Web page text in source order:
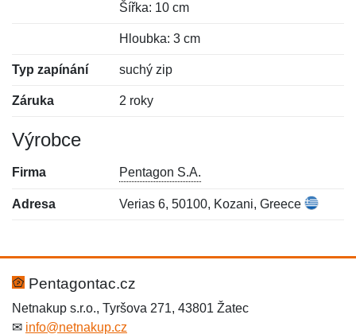
Šířka: 10 cm
Hloubka: 3 cm
Typ zapínání suchý zip
Záruka 2 roky
Výrobce
Firma Pentagon S.A.
Adresa Verias 6, 50100, Kozani, Greece
Hodnocení:
Jméno:
Pentagontac.cz
Netnakup s.r.o., Tyršova 271, 43801 Žatec
✉ info@netnakup.cz